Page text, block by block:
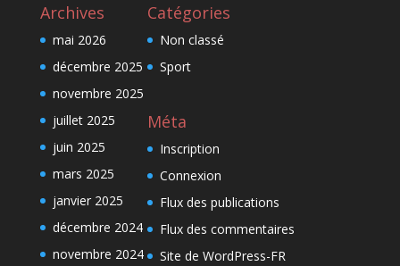
Archives
mai 2026
décembre 2025
novembre 2025
juillet 2025
juin 2025
mars 2025
janvier 2025
décembre 2024
novembre 2024
Catégories
Non classé
Sport
Méta
Inscription
Connexion
Flux des publications
Flux des commentaires
Site de WordPress-FR